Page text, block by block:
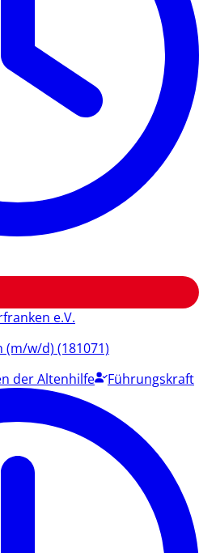
e.V.
w/d) (181071)
der Altenhilfe Führungskraft